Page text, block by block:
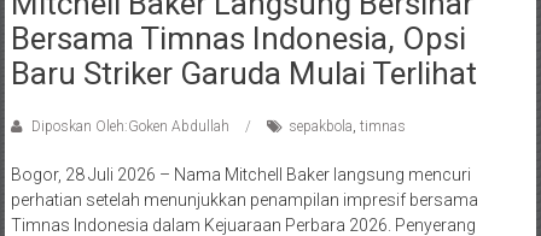
Bersama Timnas Indonesia, Opsi
Baru Striker Garuda Mulai Terlihat
Diposkan Oleh:Goken Abdullah sepakbola timnas
Bogor, 28 Juli 2026 – Nama Mitchell Baker langsung mencuri
perhatian setelah menunjukkan penampilan impresif bersama
Timnas Indonesia dalam Kejuaraan Perbara 2026. Penyerang